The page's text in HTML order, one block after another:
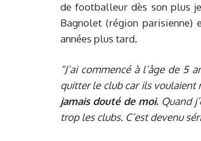
de footballeur dès son plus
Bagnolet (région parisienne)
années plus tard.
“J’ai commencé à l’âge de
quitter le club car ils voulaient
jamais douté de moi.Quand
trop les clubs. C’est devenu